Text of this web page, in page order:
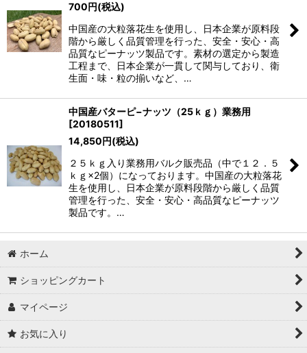
700円(税込)
中国産の大粒落花生を使用し、日本企業が原料段
階から厳しく品質管理を行った、安全・安心・高
品質なピーナッツ製品です。素材の選定から製造
工程まで、日本企業が一貫して関与しており、衛
生面・味・粒の揃いなど、…
中国産バターピ−ナッツ（25ｋｇ）業務用
[20180511]
14,850円(税込)
２５ｋｇ入り業務用バルク販売品（中で１２．５
ｋｇ×2個）になっております。中国産の大粒落花
生を使用し、日本企業が原料段階から厳しく品質
管理を行った、安全・安心・高品質なピーナッツ
製品です。…
ホーム
ショッピングカート
マイページ
お気に入り